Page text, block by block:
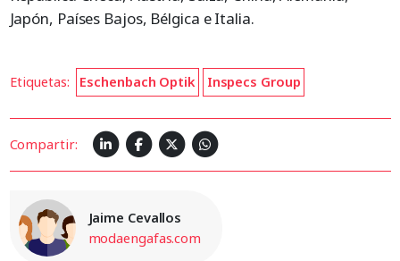
Japón, Países Bajos, Bélgica e Italia.
Etiquetas: Eschenbach Optik Inspecs Group
Compartir:
Jaime Cevallos
modaengafas.com